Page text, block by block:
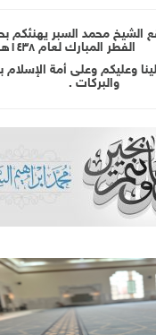
الشيخ محمد السبر يهنئكم
الفطر المبارك لعام ١٤٣٨هـ
وعليكم وعلى أمة الإسلام
والبركات .